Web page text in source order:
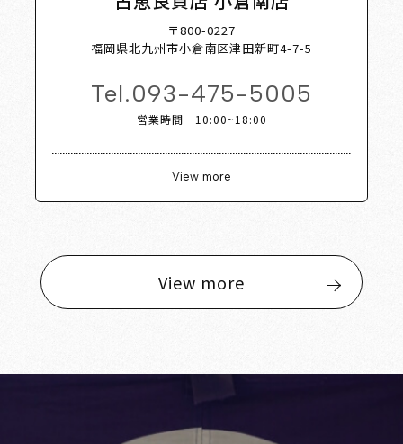
〒800-0227
福岡県北九州市小倉南区津田新町4-7-5
Tel.093-475-5005
営業時間 10:00~18:00
View more
View more